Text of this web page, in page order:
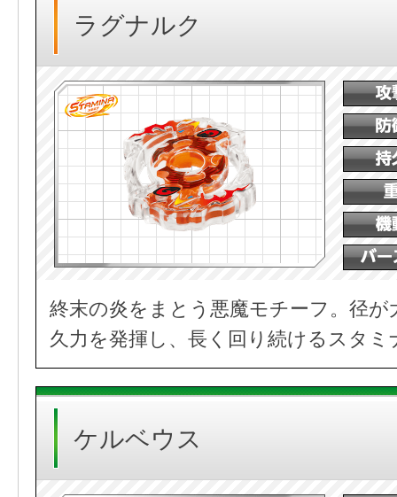
ラグナルク
終末の炎をまとう悪魔モチーフ。径
久力を発揮し、長く回り続けるスタミ
ケルベウス